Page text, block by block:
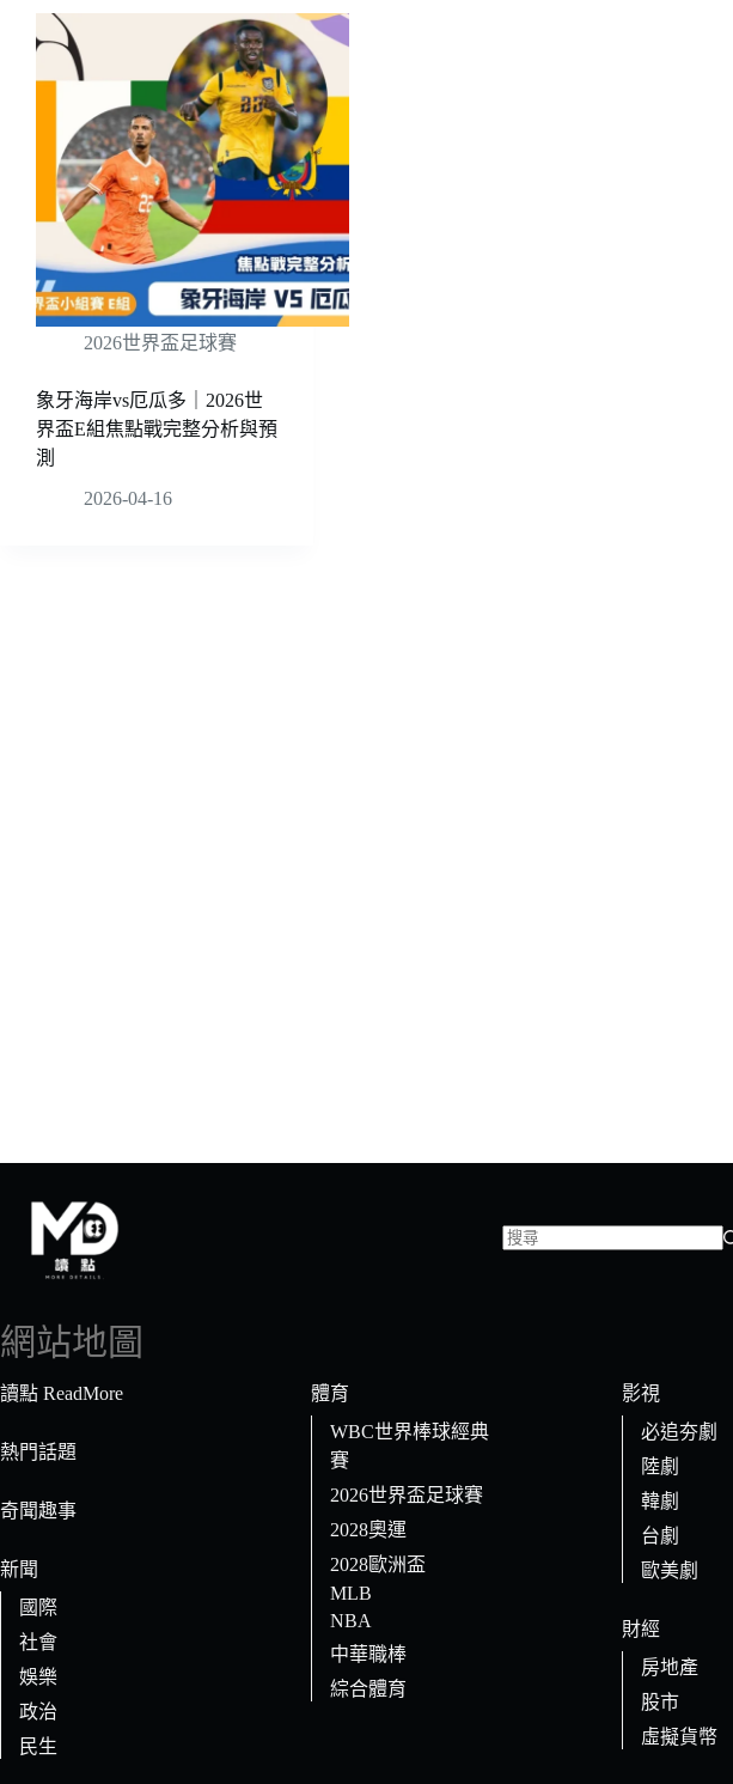
2026世界盃足球賽
象牙海岸vs厄瓜多｜2026世
界盃E組焦點戰完整分析與預
測
2026-04-16
網站地圖
讀點 ReadMore
熱門話題
奇聞趣事
新聞
國際
社會
娛樂
政治
民生
體育
WBC世界棒球經典
賽
2026世界盃足球賽
2028奧運
2028歐洲盃
MLB
NBA
中華職棒
綜合體育
影視
必追夯劇
陸劇
韓劇
台劇
歐美劇
財經
房地產
股市
虛擬貨幣